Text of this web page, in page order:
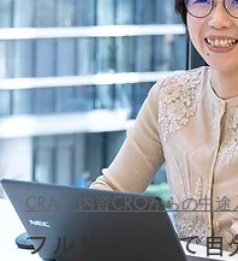
CRA | 内資CROからの中途
フルリモートで自